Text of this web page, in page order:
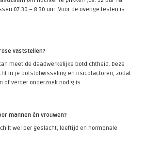
07.30 – 8.30 uur. Voor de overige testen is
vaststellen?
meet de daadwerkelijke botdichtheid. Deze
in je botstofwisseling en risicofactoren, zodat
of verder onderzoek nodig is.
mannen én vrouwen?
wel per geslacht, leeftijd en hormonale